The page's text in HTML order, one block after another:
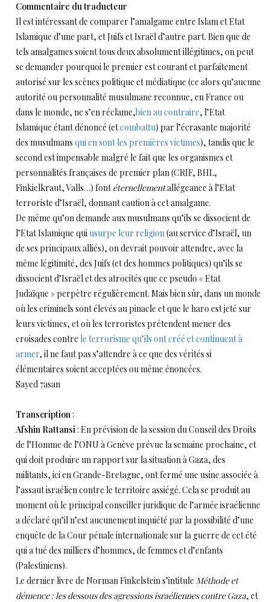
Commentaire du traducteur
Il est intéressant de comparer l’amalgame entre Islam et Etat
Islamique d’une part, et Juifs et Israël d’autre part. Bien que de
tels amalgames soient tous deux absolument illégitimes, on peut
se demander pourquoi le premier est courant et parfaitement
autorisé sur les scènes politique et médiatique (ce alors qu’aucune
autorité ou personnalité musulmane reconnue, en France ou
dans le monde, ne s’en réclame,bien au contraire, l’Etat
Islamique étant dénoncé (etcombattu) par l’écrasante majorité
des musulmans qui en sont les premières victimes), tandis que le
second est impensable malgré le fait que les organismes et
personnalités françaises de premier plan (CRIF, BHL,
Finkielkraut, Valls…) fontéternellementallégeance à l’Etat
terroriste d’Israël, donnant caution à cet amalgame.
De même qu’on demande aux musulmans qu’ils se dissocient de
l’Etat Islamique qui usurpe leur religion(au service d’Israël, un
de ses principaux alliés), on devrait pouvoir attendre, avec la
même légitimité, des Juifs (et des hommes politiques) qu’ils se
dissocient d’Israël et des atrocités que ce pseudo « Etat
Judaïque » perpètre régulièrement. Mais bien sûr, dans un monde
où les criminels sont élevés au pinacle et que le haro est jeté sur
leurs victimes, et où les terroristes prétendent mener des
croisades contre le terrorisme qu’ils ont créé et continuent à
armer, il ne faut pas s’attendre à ce que des vérités si
élémentaires soient acceptées ou même énoncées.
Sayed 7asan
Transcription:
Afshin Rattansi: En prévision de la session du Conseil des Droits
de l’Homme de l’ONU à Genève prévue la semaine prochaine, et
qui doit produire un rapport sur la situation à Gaza, des
militants, ici en Grande-Bretagne, ont fermé une usine associée à
l’assaut israélien contre le territoire assiégé. Cela se produit au
moment où le principal conseiller juridique de l’armée israélienne
a déclaré qu’il n’est aucunement inquiété par la possibilité d’une
enquête de la Cour pénale internationale sur la guerre de cet été
qui a tué des milliers d’hommes, de femmes et d’enfants
(Palestiniens).
Le dernier livre de Norman Finkelstein s’intitule Méthode et
démence : les dessous des agressions israéliennes contre Gaza, et